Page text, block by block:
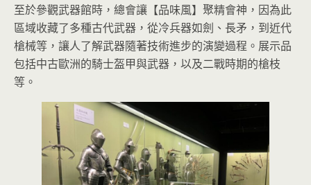
至於參觀武器館時，總會讓【品味風】聚精會神，因為此
區域收藏了多種古代武器，從冷兵器如劍、長矛，到近代
槍械等，讓人了解武器隨著技術進步的演變過程。展示品
包括中古歐洲的騎士盔甲與武器，以及二戰時期的槍枝
等。